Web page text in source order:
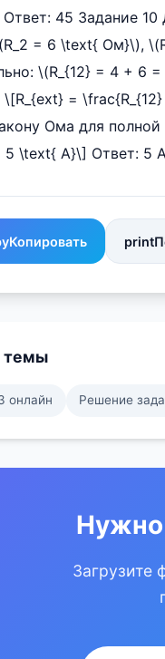
Ответ: 45 Задание
= 6 \text{ Ом}\),
\(R_{12} = 4 + 6
\[R_{ext} =
Ома для
5 \text{ А}\] Ответ: 5
Копировать print
темы
онлайн Решение
Нужно
Загрузите